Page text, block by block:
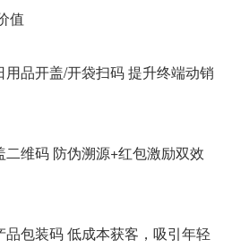
值
品开盖/开袋扫码 提升终端动销
维码 防伪溯源+红包激励双效
包装码 低成本获客，吸引年轻